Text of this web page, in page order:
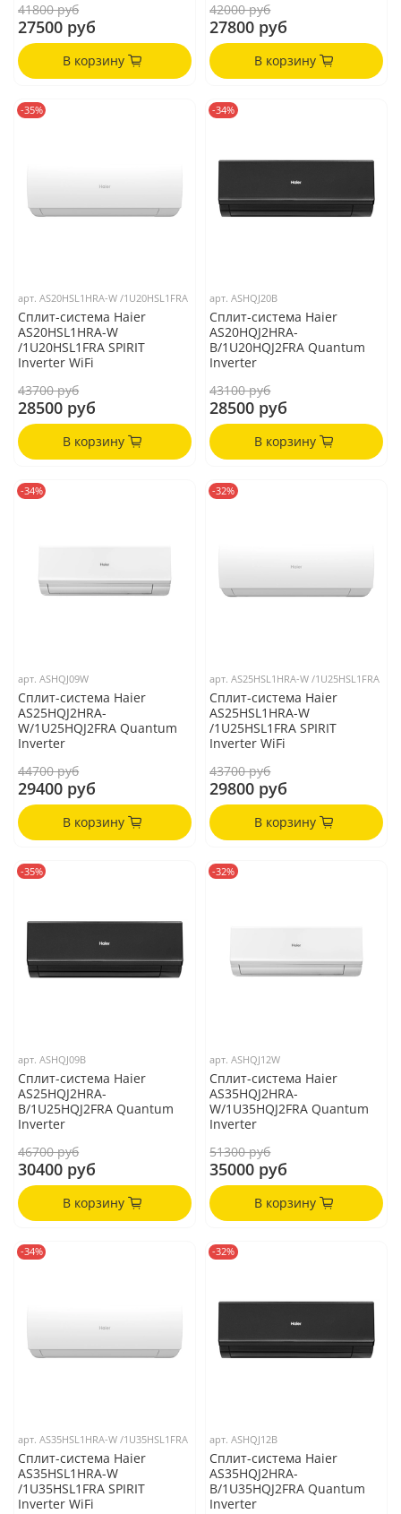
41800 руб
27500 руб
В корзину
42000 руб
27800 руб
В корзину
-35%
арт.AS20HSL1HRA-W /1U20HSL1FRA
Сплит-система Haier
AS20HSL1HRA-W
/1U20HSL1FRA SPIRIT
Inverter WiFi
43700 руб
28500 руб
В корзину
-34%
арт.ASHQJ20B
Сплит-система Haier
AS20HQJ2HRA-
B/1U20HQJ2FRA Quantum
Inverter
43100 руб
28500 руб
В корзину
-34%
арт.ASHQJ09W
Сплит-система Haier
AS25HQJ2HRA-
W/1U25HQJ2FRA Quantum
Inverter
44700 руб
29400 руб
В корзину
-32%
арт.AS25HSL1HRA-W /1U25HSL1FRA
Сплит-система Haier
AS25HSL1HRA-W
/1U25HSL1FRA SPIRIT
Inverter WiFi
43700 руб
29800 руб
В корзину
-35%
арт.ASHQJ09B
Сплит-система Haier
AS25HQJ2HRA-
B/1U25HQJ2FRA Quantum
Inverter
46700 руб
30400 руб
В корзину
-32%
арт.ASHQJ12W
Сплит-система Haier
AS35HQJ2HRA-
W/1U35HQJ2FRA Quantum
Inverter
51300 руб
35000 руб
В корзину
-34%
арт.AS35HSL1HRA-W /1U35HSL1FRA
Сплит-система Haier
AS35HSL1HRA-W
/1U35HSL1FRA SPIRIT
Inverter WiFi
-32%
арт.ASHQJ12B
Сплит-система Haier
AS35HQJ2HRA-
B/1U35HQJ2FRA Quantum
Inverter